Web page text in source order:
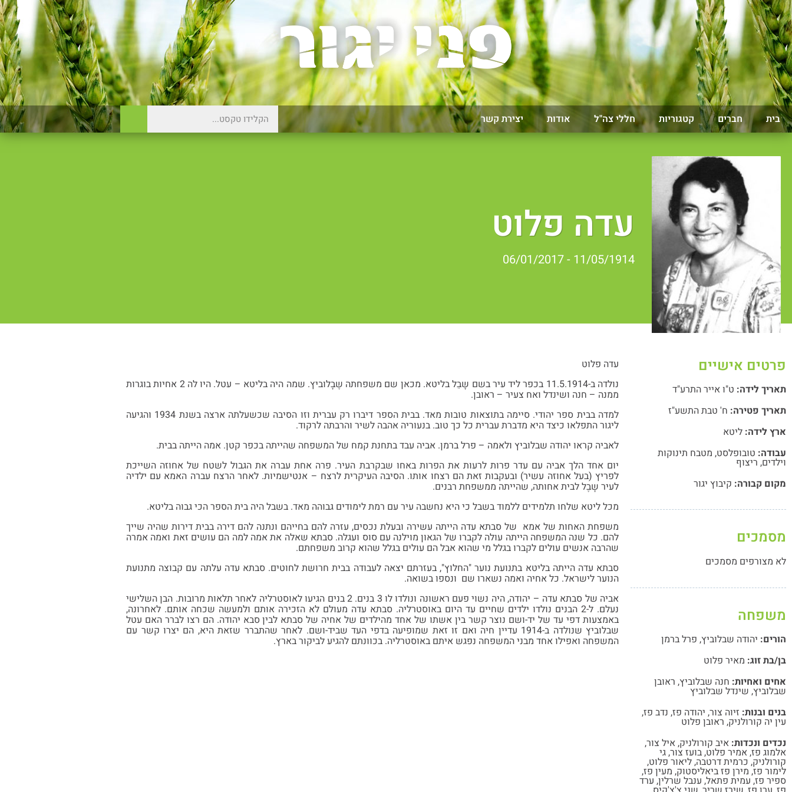
בית חברים קטגוריות חללי צה"ל אודות יצירת קשר
עדה פלוט
11/05/1914 - 06/01/2017
פרטים אישיים
תאריך לידה: ט"ו אייר התרע"ד
תאריך פטירה: ח' טבת התשע"ז
ארץ לידה: ליטא
עבודה: טובופלסט, מטבח תינוקות
וילדים, ריצוף
מקום קבורה: קיבוץ יגור
מסמכים
לא מצורפים מסמכים
משפחה
הורים: יהודה שבלוביץ, פרל ברמן
בן/בת זוג: מאיר פלוט
אחים ואחיות: חנה שבלוביץ, ראובן
שבלוביץ, שינדל שבלוביץ
בנים ובנות: זיוה צור, יהודה פז, נדב פז,
עין יה קורולניק, ראובן פלוט
נכדים ונכדות: איב קורולניק,איל צור,
אלמוג פז,אמיר פלוט,בועז צור,גי
קורולניק, כרמית דרטבה,ליאור פלוט,
לימור פז, מירן פז ביאליסטוק, מעין פז,
ספיר פז, עמית פתאל, ענבל שרלין,ערד
עדה פלוט
נולדה ב-11.5.1914 בכפר ליד עיר בשם שָבֵל בליטא. מכאן שם משפחתה שֶבָלוביץ. שמה היה בליטא – עטל. היו לה 2 אחיות בוגרות
ממנה – חנה ושינדל ואח צעיר – ראובן.
למדה בבית ספר יהודי. סיימה בתוצאות טובות מאד. בבית הספר דיברו רק עברית וזו הסיבה שכשעלתה ארצה בשנת 1934 והגיעה
ליגור התפלאו כיצד היא מדברת עברית כל כך טוב. בנעוריה אהבה לשיר והרבתה לרקוד.
לאביה קראו יהודה שבלוביץ ולאמה – פרל ברמן. אביה עבד בתחנת קמח של המשפחה שהייתה בכפר קטן. אמה הייתה בבית.
יום אחד הלך אביה עם עדר פרות לרעות את הפרות באחו שבקרבת העיר. פרה אחת עברה את הגבול לשטח של אחוזה השייכת
לפריץ (בעל אחוזה עשיר) ובעקבות זאת הם רצחו אותו. הסיבה העיקרית לרצח – אנטישמיות. לאחר הרצח עברה האמא עם ילדיה
לעיר שָבֶל לבית אחותה, שהייתה ממשפחת רבנים.
מכל ליטא שלחו תלמידים ללמוד בשבל כי היא נחשבה עיר עם רמת לימודים גבוהה מאד. בשבל היה בית הספר הכי גבוה בליטא.
משפחת האחות של אמא של סבתא עדה הייתה עשירה ובעלת נכסים, עזרה להם בחייהם ונתנה להם דירה בבית דירות שהיה שייך
להם. כל שנה המשפחה הייתה עולה לקברו של הגאון מוילנה עם סוס ועגלה. סבתא שאלה את אמה למה הם עושים זאת ואמה אמרה
שהרבה אנשים עולים לקברו בגלל מי שהוא אבל הם עולים בגלל שהוא קרוב משפחתם.
סבתא עדה הייתה בליטא בתנועת נוער "החלוץ", בעזרתם יצאה לעבודה בבית חרושת לחוטים. סבתא עדה עלתה עם קבוצה מתנועת
הנוער לישראל. כל אחיה ואמה נשארו שם ונספו בשואה.
אביה של סבתא עדה – יהודה, היה נשוי פעם ראשונה ונולדו לו 3 בנים. 2 בנים הגיעו לאוסטרליה לאחר תלאות מרובות. הבן השלישי
נעלם. ל-2 הבנים נולדו ילדים שחיים עד היום באוסטרליה. סבתא עדה מעולם לא הזכירה אותם ולמעשה שכחה אותם. לאחרונה,
באמצעות דפי עד של יד-ושם נוצר קשר בין אשתו של אחד מהילדים של אחיה של סבתא לבין סבא יהודה. הם רצו לברר האם עטל
שבלוביץ שנולדה ב-1914 עדיין חיה ואם זו זאת שמופיעה בדפי העד שביד-ושם. לאחר שהתברר שזאת היא, הם יצרו קשר עם
המשפחה ואפילו אחד מבני המשפחה נפגש איתם באוסטרליה. בכוונתם להגיע לביקור בארץ.